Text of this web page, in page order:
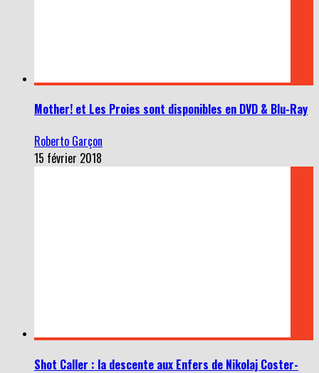
Mother! et Les Proies sont disponibles en DVD & Blu-Ray
15 février 2018
Waldau en DVD